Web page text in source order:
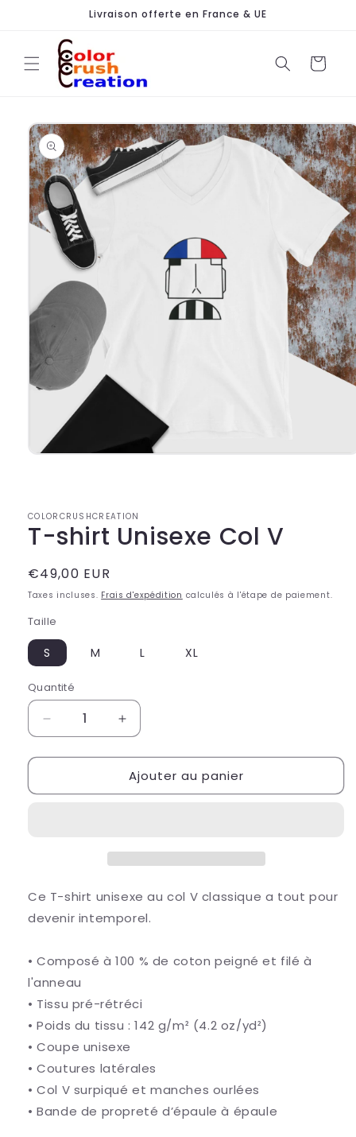
contenu
Livraison offerte en France & UE
Panier
informations
produits
une
fenêtre
modale
COLORCRUSHCREATION
T-shirt Unisexe Col V
Prix
habituel
€49,00 EUR
Taxes incluses. Frais d'expédition calculés à l'étape de paiement.
Taille
S M L XL
Quantité
Réduire
la
quantité
T-
Augmenter
la
quantité
de
T-
Ajouter au panier
Ce T-shirt unisexe au col V classique a tout pour
devenir intemporel.
• Composé à 100 % de coton peigné et filé à
l'anneau
• Tissu pré-rétréci
• Poids du tissu : 142 g/m² (4.2 oz/yd²)
• Coupe unisexe
• Coutures latérales
• Col V surpiqué et manches ourlées
• Bande de propreté d’épaule à épaule